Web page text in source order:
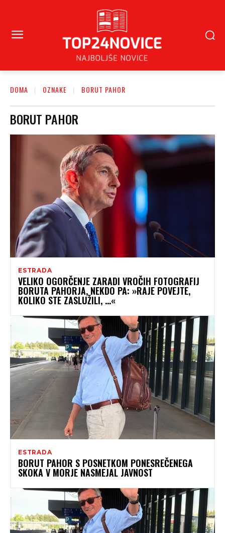
DOMA OZNAKE BORUT PAHOR
BORUT PAHOR
ESTRADA
VELIKO OGORČENJE ZARADI VROČIH FOTOGRAFIJ
BORUTA PAHORJA, NEKDO PA: »RAJE POVEJTE,
KOLIKO STE ZASLUŽILI, …«
ESTRADA
BORUT PAHOR S POSNETKOM PONESREČENEGA
SKOKA V MORJE NASMEJAL JAVNOST